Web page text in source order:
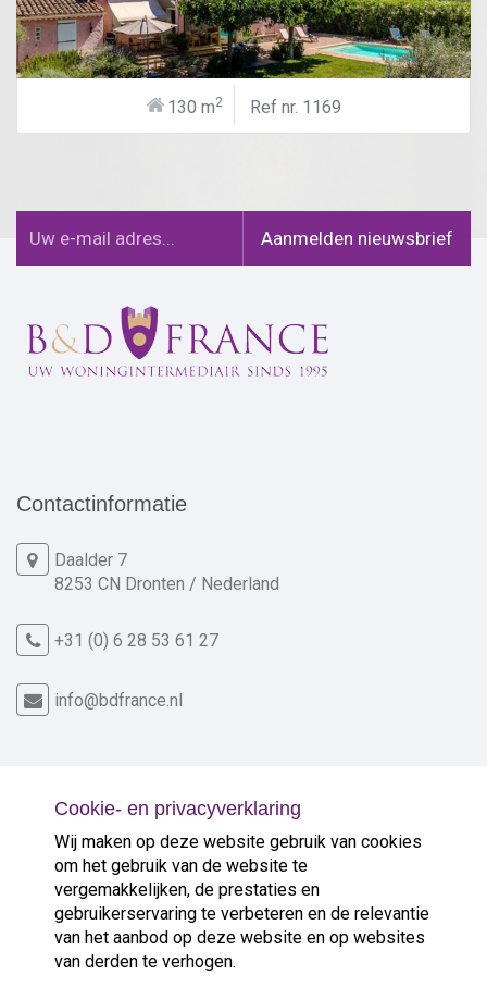
Cookie- en privacyverklaring
Wij maken op deze website gebruik van cookies
om het gebruik van de website te
vergemakkelijken, de prestaties en
gebruikerservaring te verbeteren en de relevantie
van het aanbod op deze website en op websites
van derden te verhogen.
130 m2 Ref nr. 1169
Contactinformatie
Daalder 7
8253 CN Dronten / Nederland
+31 (0) 6 28 53 61 27
info@bdfrance.nl
Nieuw in de verkoop
Op 5 minuten van grotere ...
Goede, authentieke sfeer in ideale ...